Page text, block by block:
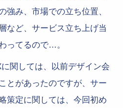
強み、市場での立ち位置、
など、サービス立ち上げ当
ってるので…。
関しては、以前デザイン会
とがあったのですが、サー
策定に関しては、今回初め